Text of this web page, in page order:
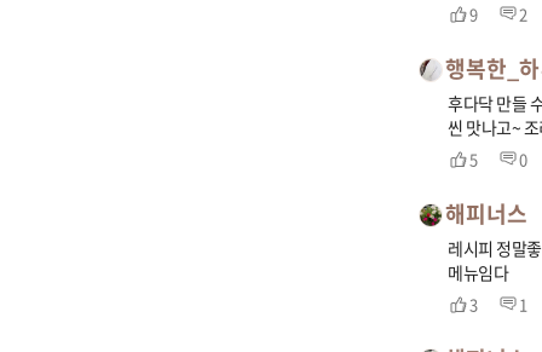
9 2
행복한_
후다닥 만들
씬 맛나고~
5 0
해피너스
레시피 정말
메뉴임다
3 1